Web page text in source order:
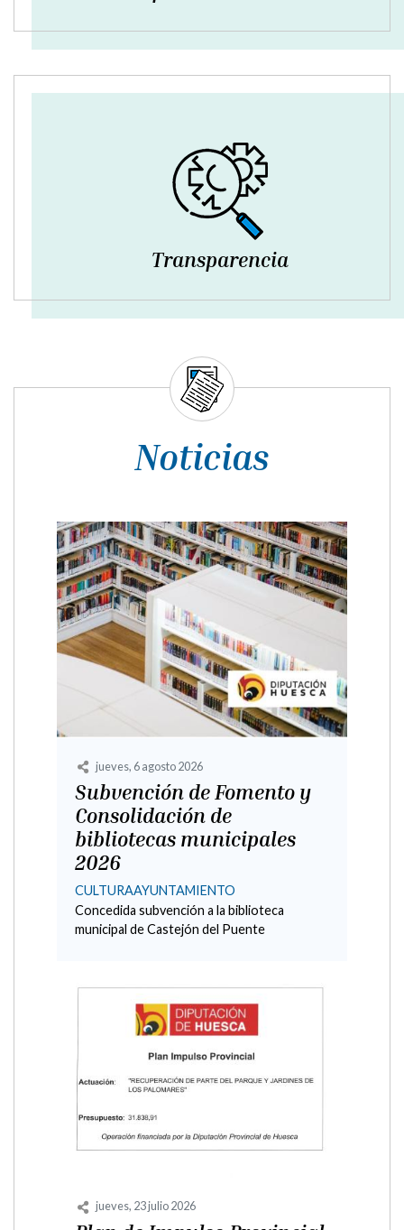
Transparencia
Noticias
lunes, 1 junio 2026
La Compañía Ilustrada en
Castejón del Puente
CULTURACULTURA
La Compañía Ilustrada 2026 llena de
misterio, lectura e ilustración las bibliotecas
de la provincia de Huesca La Diputación
Provincial de Huesca...
La Biblioteca Municipal